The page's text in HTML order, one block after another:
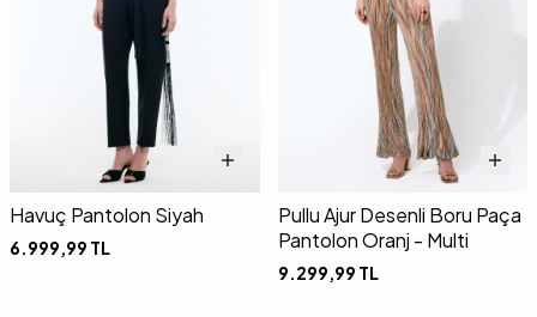
Havuç Pantolon Siyah
6.999,99 TL
Pullu Ajur Desenli Boru Paça
Pantolon Oranj - Multi
9.299,99 TL